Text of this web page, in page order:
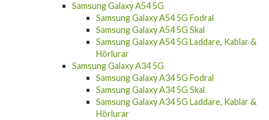
Samsung Galaxy A54 5G
Samsung Galaxy A54 5G Fodral
Samsung Galaxy A54 5G Skal
Samsung Galaxy A54 5G Laddare, Kablar &
Hörlurar
Samsung Galaxy A34 5G
Samsung Galaxy A34 5G Fodral
Samsung Galaxy A34 5G Skal
Samsung Galaxy A34 5G Laddare, Kablar &
Hörlurar